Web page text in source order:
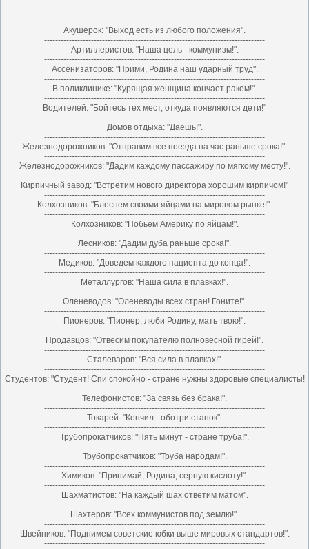
Акушерок: "Выход есть из любого положения".
--------------------------------------------------------------------------------
Артиллеристов: "Hаша цель - коммунизм!".
--------------------------------------------------------------------------------
Ассенизаторов: "Прими, Родина наш ударный труд".
--------------------------------------------------------------------------------
В поликлинике: "Курящая женщина кончает раком!".
--------------------------------------------------------------------------------
Водителей: "Бойтесь тех мест, откуда появляются дети!"
--------------------------------------------------------------------------------
Домов отдыха: "Даешь!".
--------------------------------------------------------------------------------
Железнодорожников: "Отправим все поезда на час раньше срока!".
--------------------------------------------------------------------------------
Железнодорожников: "Дадим каждому пассажиру по мягкому месту!".
--------------------------------------------------------------------------------
Кирпичный завод: "Встретим нового директора хорошим кирпичом!"
--------------------------------------------------------------------------------
Колхозников: "Блеснем своими яйцами на мировом рынке!".
--------------------------------------------------------------------------------
Колхозников: "Побьем Америку по яйцам!".
--------------------------------------------------------------------------------
Лесников: "Дадим дуба раньше срока!".
--------------------------------------------------------------------------------
Медиков: "Доведем каждого пациента до конца!".
--------------------------------------------------------------------------------
Металлургов: "Hаша сила в плавках!".
--------------------------------------------------------------------------------
Оленеводов: "Оленеводы всех стран! Гоните!".
--------------------------------------------------------------------------------
Пионеров: "Пионер, люби Родину, мать твою!".
--------------------------------------------------------------------------------
Продавцов: "Отвесим покупателю полновесной гирей!".
--------------------------------------------------------------------------------
Сталеваров: "Вся сила в плавках!".
--------------------------------------------------------------------------------
Студентов: "Студент! Спи спокойно - стране нужны здоровые специалисты!
--------------------------------------------------------------------------------
Телефонистов: "За связь без брака!".
--------------------------------------------------------------------------------
Токарей: "Кончил - оботри станок".
--------------------------------------------------------------------------------
Трубопрокатчиков: "Пять минут - стране труба!".
--------------------------------------------------------------------------------
Трубопрокатчиков: "Труба народам!".
--------------------------------------------------------------------------------
Химиков: "Принимай, Родина, серную кислоту!".
--------------------------------------------------------------------------------
Шахматистов: "Hа каждый шах ответим матом".
--------------------------------------------------------------------------------
Шахтеров: "Всех коммунистов под землю!".
--------------------------------------------------------------------------------
Швейников: "Поднимем советские юбки выше мировых стандартов!".
--------------------------------------------------------------------------------